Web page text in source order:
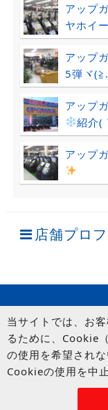
アップ
ヤホイ
アップ
5弾ヾ
アップ
紹介(
アップ
店舗プロ
©
当サイトでは、お
るために、Cookie
の使用を希望され
Cookieの使用を中